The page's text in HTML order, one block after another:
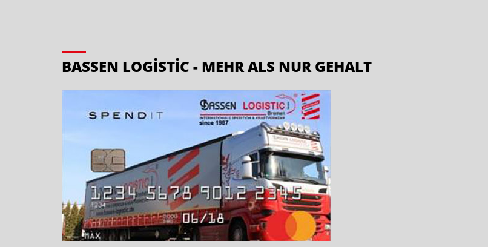
BASSEN LOGISTIC - MEHR ALS NUR GEHALT